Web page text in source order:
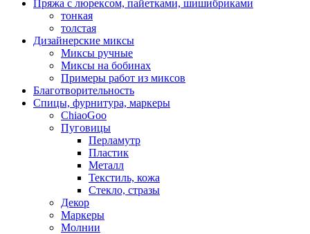
Пряжа с люрексом, пайетками, шишибриками
тонкая
толстая
Дизайнерские миксы
Миксы ручные
Миксы на бобинах
Примеры работ из миксов
Благотворительность
Спицы, фурнитура, маркеры
ChiaoGoo
Пуговицы
Перламутр
Пластик
Металл
Текстиль, кожа
Стекло, стразы
Декор
Маркеры
Молнии